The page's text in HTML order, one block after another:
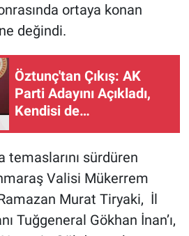
ortaya konan
değindi.
Öztunç'tan Çıkış: AK
Parti Adayını Açıkladı,
Kendisi de
temaslarını sürdüren
Valisi Mükerrem
Murat Tiryaki, İl
Tuğgeneral Gökhan İnan’ı,